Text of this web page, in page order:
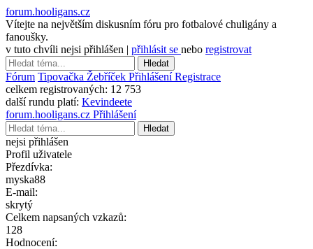
forum.hooligans.cz
Vítejte na největším diskusním fóru pro fotbalové chuligány a
fanoušky.
v tuto chvíli nejsi přihlášen | přihlásit se nebo registrovat
Hledat
Fórum Tipovačka Žebříček PřihlášeníRegistrace
celkem registrovaných: 12 753
další rundu platí: Kevindeete
forum.hooligans.cz Přihlášení
Hledat
nejsi přihlášen
Profil uživatele
Přezdívka:
myska88
E-mail:
skrytý
Celkem napsaných vzkazů:
128
Hodnocení: